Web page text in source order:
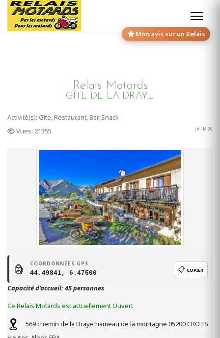
Mon avis sur un Relais
Relais Motards
GÎTE DE LA DRAYE
Activité(s): Gîte, Restaurant, Bar, Snack
Vues: 21355
LA - M 26
🗿 COORDONNÉES GPS
44.49841, 6.47500 📋 COPIER
Capacité d'accueil: 45 personnes
Ce Relais Motards est actuellement Ouvert
569 chemin de la Draye hameau de la montagne 05200CROTS